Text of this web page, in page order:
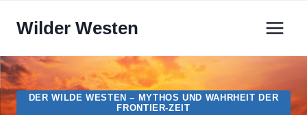
InhaltWilder Westen
DER WILDE WESTEN – MYTHOS UND WAHRHEIT DER
FRONTIER-ZEIT